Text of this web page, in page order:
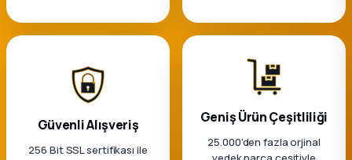
Güvenli Alışveriş
256 Bit SSL sertifikası ile
Geniş Ürün Çeşitliliği
25.000'den fazla orjinal